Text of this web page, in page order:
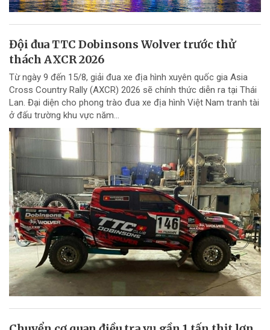
Đội đua TTC Dobinsons Wolver trước thử
thách AXCR 2026
Từ ngày 9 đến 15/8, giải đua xe địa hình xuyên quốc gia Asia
Cross Country Rally (AXCR) 2026 sẽ chính thức diễn ra tại Thái
Lan. Đại diện cho phong trào đua xe địa hình Việt Nam tranh tài
ở đấu trường khu vực năm...